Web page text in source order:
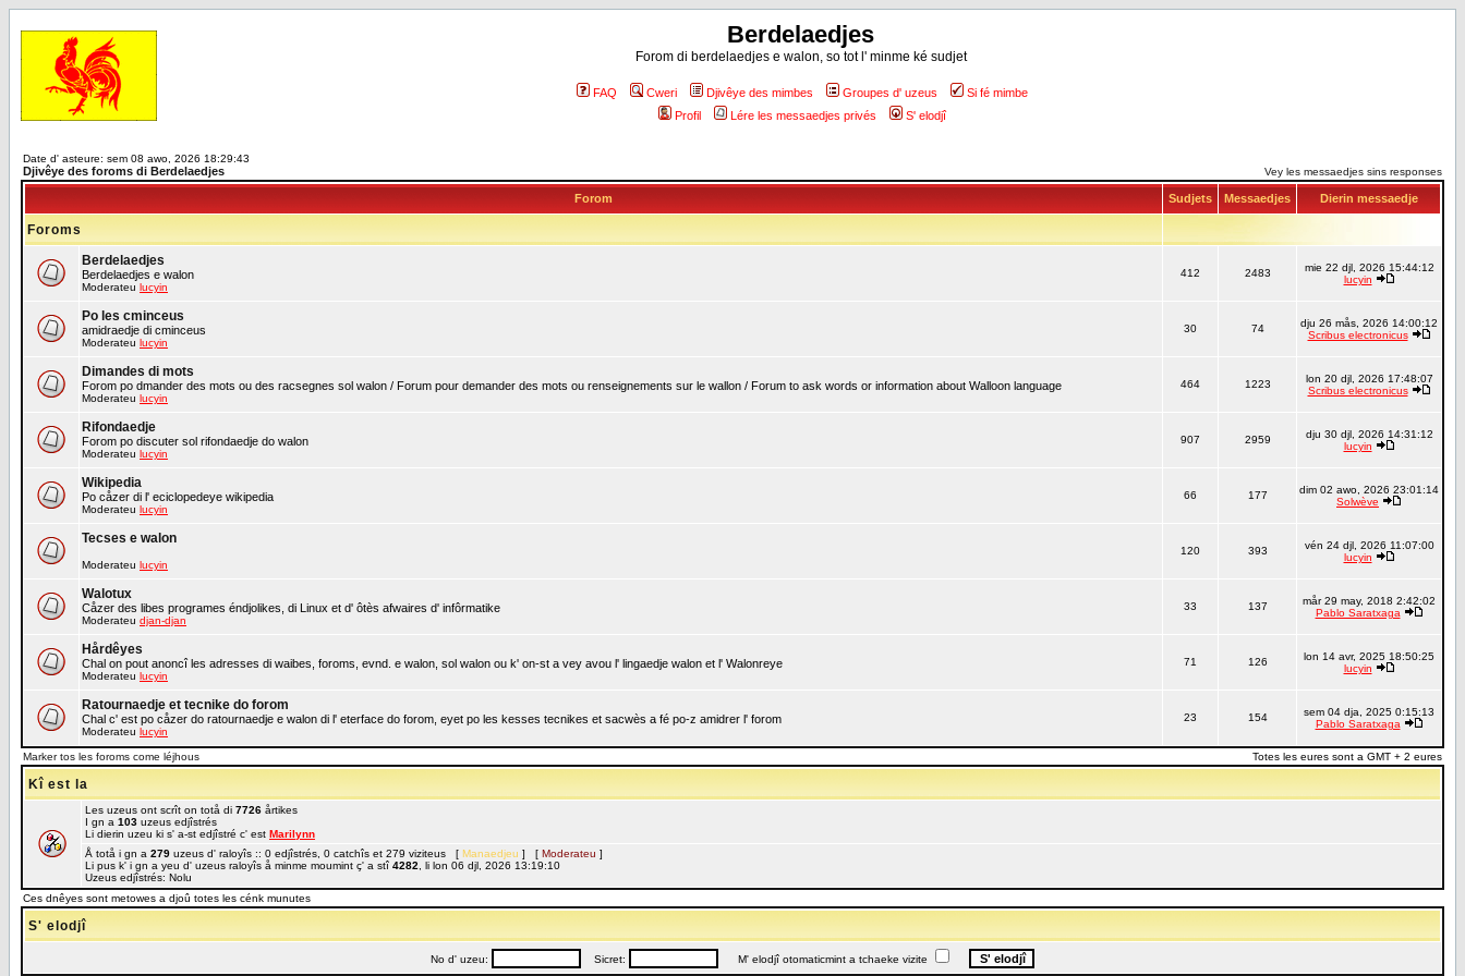
Berdelaedjes
Forom di berdelaedjes e walon, so tot l' minme ké sudjet
FAQ Cweri Djivêye des mimbes Groupes d' uzeus
Si fé mimbe
Profil
Lére les messaedjes privés S' elodjî
Date d' asteure: sem 08 awo, 2026 18:29:43
Djivêye des foroms di Berdelaedjes Vey les messaedjes sins responses
Forom Sudjets Messaedjes Dierin messaedje
Foroms
Berdelaedjes
Berdelaedjes e walon
Moderateu lucyin
412 2483
mie 22 djl, 2026 15:44:12
lucyin
Po les cminceus
amidraedje di cminceus
Moderateu lucyin
30 74
dju 26 mås, 2026 14:00:12
Scribus electronicus
Dimandes di mots
Forom po dmander des mots ou des racsegnes sol walon / Forum pour demander des mots ou renseignements sur le wallon / Forum to ask words or information about Walloon language
Moderateu lucyin
464 1223
lon 20 djl, 2026 17:48:07
Scribus electronicus
Rifondaedje
Forom po discuter sol rifondaedje do walon
Moderateu lucyin
907 2959
dju 30 djl, 2026 14:31:12
lucyin
Wikipedia
Po cåzer di l' eciclopedeye wikipedia
Moderateu lucyin
66 177
dim 02 awo, 2026 23:01:14
Solwève
Tecses e walon
Moderateu lucyin
120 393
vén 24 djl, 2026 11:07:00
lucyin
Walotux
Cåzer des libes programes éndjolikes, di Linux et d' ôtès afwaires d' infôrmatike
Moderateu djan-djan
33 137
mår 29 may, 2018 2:42:02
Pablo Saratxaga
Hårdêyes
Chal on pout anoncî les adresses di waibes, foroms, evnd. e walon, sol walon ou k' on-st a vey avou l' lingaedje walon et l' Walonreye
Moderateu lucyin
71 126
lon 14 avr, 2025 18:50:25
lucyin
Ratournaedje et tecnike do forom
Chal c' est po cåzer do ratournaedje e walon di l' eterface do forom, eyet po les kesses tecnikes et sacwès a fé po-z amidrer l' forom
Moderateu lucyin
23 154
sem 04 dja, 2025 0:15:13
Pablo Saratxaga
Marker tos les foroms come léjhous Totes les eures sont a GMT + 2 eures
Kî est la
Les uzeus ont scrît on totå di 7726 årtikes
I gn a 103 uzeus edjîstrés
Li dierin uzeu ki s' a-st edjîstré c' est Marilynn
Å totå i gn a 279 uzeus d' raloyîs :: 0 edjîstrés, 0 catchîs et 279 viziteus [ Manaedjeu ] [ Moderateu ]
Li pus k' i gn a yeu d' uzeus raloyîs å minme moumint ç' a stî 4282 , li lon 06 djl, 2026 13:19:10
Uzeus edjîstrés: Nolu
Ces dnêyes sont metowes a djoû totes les cénk munutes
S' elodjî
No d' uzeu: Sicret: M' elodjî otomaticmint a tchaeke vizite